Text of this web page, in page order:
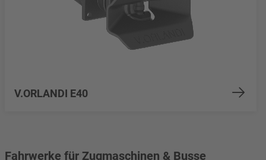
V.ORLANDI E40
Fahrwerke für Zugmaschinen & Busse